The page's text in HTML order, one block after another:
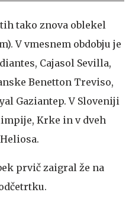
tako znova oblekel
V vmesnem obdobju je
Cajasol Sevilla,
Benetton Treviso,
Gaziantep. V Sloveniji
Krke in v dveh
prvič zaigral že na